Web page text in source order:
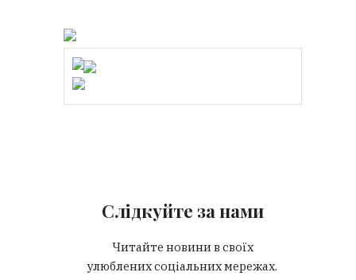
Слідкуйте за нами
Читайте новини в своїх
улюблених соціальних мережах.